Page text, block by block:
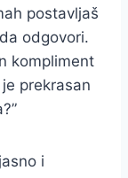
postavljaš
odgovori.
kompliment
prekrasan
i